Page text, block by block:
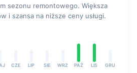
sezonu remontowego. Większa
i szansa na niższe ceny usługi.
CZE LIP SIE WRZ PAŹ LIS GRU